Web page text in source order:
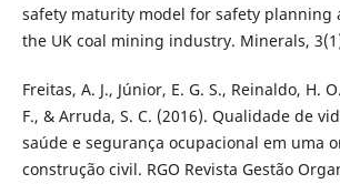
safety maturity model for safety planning
the UK coal mining industry. Minerals,
Freitas, A. J., Júnior, E. G. S., Reinaldo, H.
F., & Arruda, S. C. (2016). Qualidade de
saúde e segurança ocupacional em uma
construção civil. RGO Revista Gestão